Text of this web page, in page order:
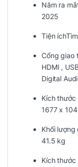
Năm ra
2025
Tiện ích
Cổng giao
HDMI ,
Digital
Kích thước
1677 x
Khối lượng
41.5 kg
Kích thước